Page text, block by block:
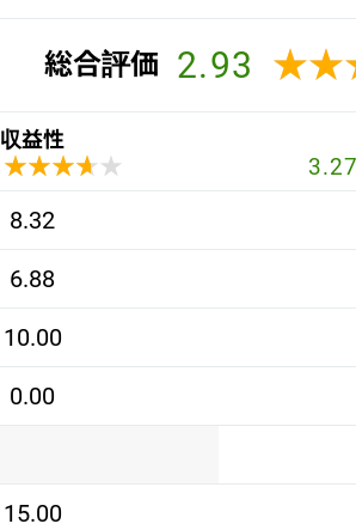
総合評価 2.93
収益性
★★★★★
★★★★★ 3.27
8.32
6.88
10.00
0.00
15.00